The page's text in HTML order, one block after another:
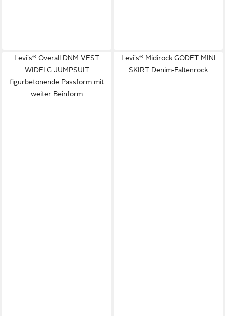
Levi's® Overall DNM VEST
WIDELG JUMPSUIT
figurbetonende Passform mit
weiter Beinform
Levi's® Midirock GODET MINI
SKIRT Denim-Faltenrock